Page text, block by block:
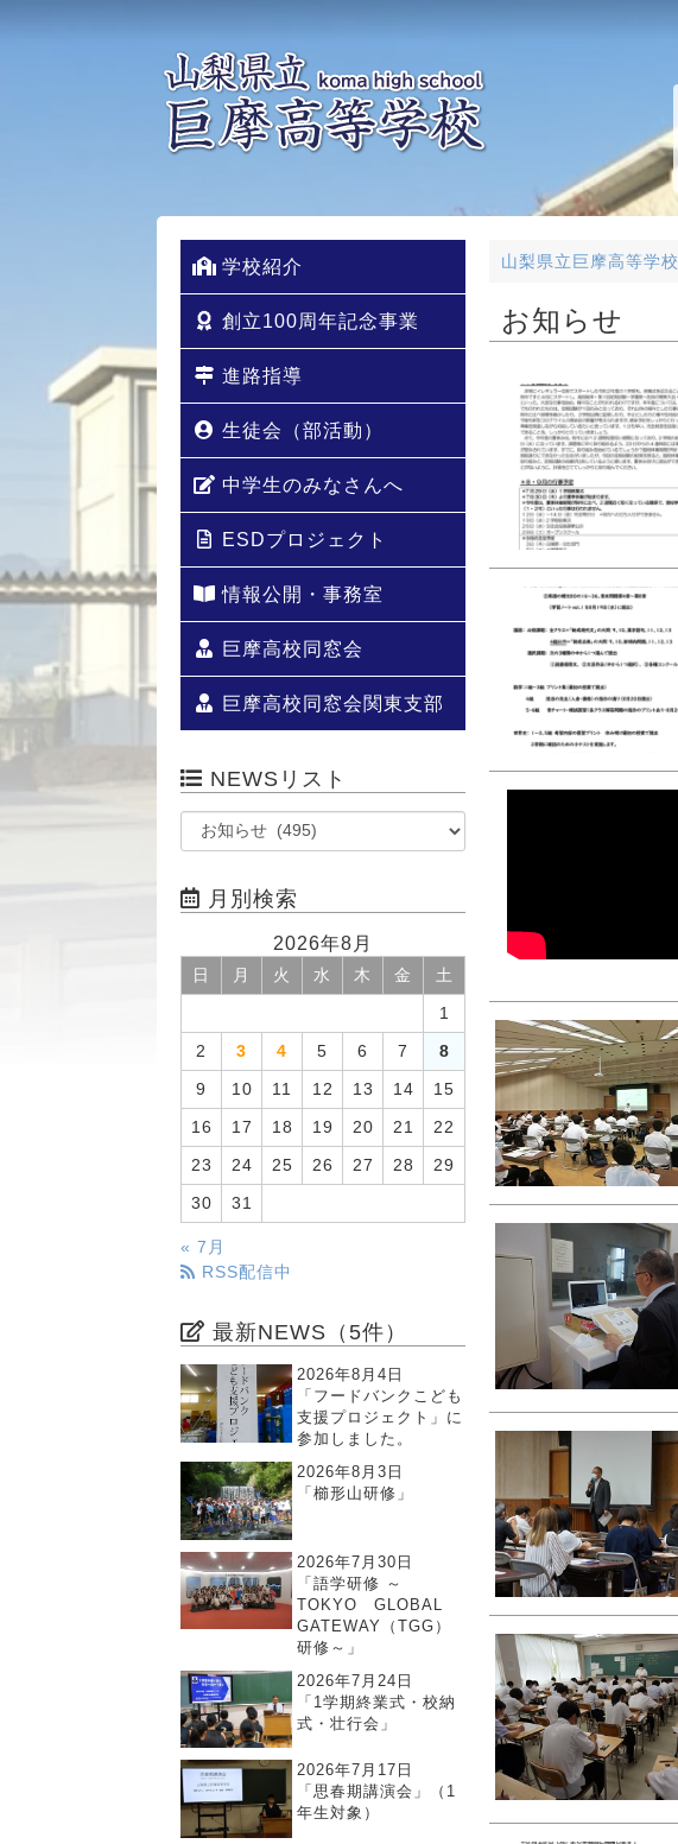
山梨県立巨摩高等学校
お知らせ
学校紹介
創立100周年記念事業
進路指導
生徒会（部活動）
中学生のみなさんへ
ESDプロジェクト
情報公開・事務室
巨摩高校同窓会
巨摩高校同窓会関東支部
NEWSリスト
月別検索
2026年8月
日 月 火 水 木 金 土
1
2 3 4 5 6 7 8
9 10 11 12 13 14 15
16 17 18 19 20 21 22
23 24 25 26 27 28 29
30 31
« 7月
RSS配信中
最新NEWS（5件）
2026年8月4日
「フードバンクこども
支援プロジェクト」に
参加しました。
2026年8月3日
「櫛形山研修」
2026年7月30日
「語学研修 ～
TOKYO GLOBAL
GATEWAY（TGG）
研修～」
2026年7月24日
「1学期終業式・校納
式・壮行会」
2026年7月17日
「思春期講演会」（1
年生対象）